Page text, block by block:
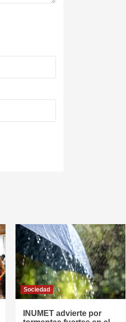
Sociedad
INUMET advierte por